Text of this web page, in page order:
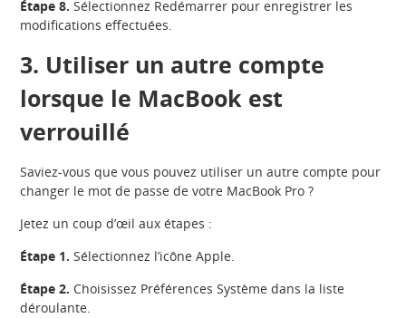
Étape 8.Sélectionnez Redémarrer pour enregistrer les
modifications effectuées.
3. Utiliser un autre compte
lorsque le MacBook est
verrouillé
Saviez-vous que vous pouvez utiliser un autre compte pour
changer le mot de passe de votre MacBook Pro ?
Jetez un coup d’œil aux étapes :
Étape 1.Sélectionnez l’icône Apple.
Étape 2. Choisissez Préférences Système dans la liste
déroulante.